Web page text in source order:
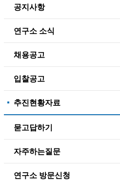
공지사항
연구소 소식
채용공고
입찰공고
추진현황자료
묻고답하기
자주하는질문
연구소 방문신청